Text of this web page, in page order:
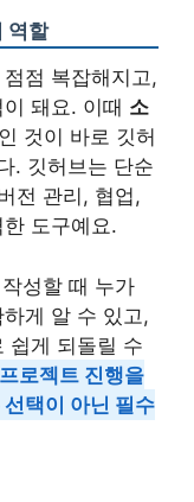
역할
점 복잡해지고,
돼요. 이때 소
것이 바로 깃허
. 깃허브는 단순
전 관리, 협업,
도구예요.
성할 때 누가
게 알 수 있고,
쉽게 되돌릴 수
로젝트 진행을
택이 아닌 필수